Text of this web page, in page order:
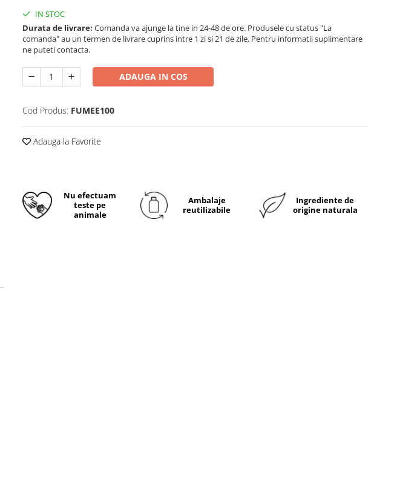
IN STOC
Durata de livrare: Comanda va ajunge la tine in 24-48 de ore. Produsele cu status "La
comanda" au un termen de livrare cuprins intre 1 zi si 21 de zile. Pentru informatii suplimentare
ne puteti contacta.
ADAUGA IN COS
Cod Produs: FUMEE100
Adauga la Favorite
Nu efectuam
teste pe
animale
Ambalaje
reutilizabile
Ingrediente de
origine naturala